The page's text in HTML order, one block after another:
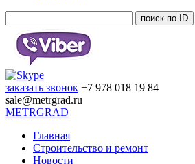
заказать звонок +7 978 018 19 84
sale@metrgrad.ru
METRGRAD
Главная
Строительство и ремонт
Новости